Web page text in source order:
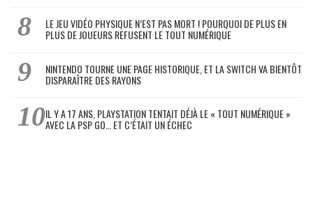
LE JEU VIDÉO PHYSIQUE N’EST PAS MORT ! POURQUOI DE PLUS EN
PLUS DE JOUEURS REFUSENT LE TOUT NUMÉRIQUE
NINTENDO TOURNE UNE PAGE HISTORIQUE, ET LA SWITCH VA BIENTÔT
DISPARAÎTRE DES RAYONS
IL Y A 17 ANS, PLAYSTATION TENTAIT DÉJÀ LE « TOUT NUMÉRIQUE »
AVEC LA PSP GO… ET C’ÉTAIT UN ÉCHEC